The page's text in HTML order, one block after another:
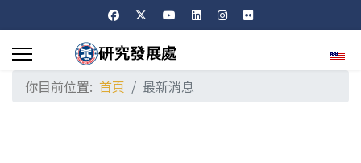
選擇
你目前位置: 首頁 最新消息